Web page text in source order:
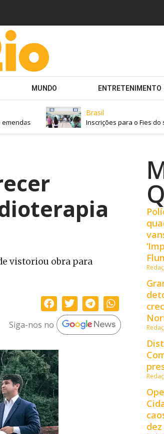
MUNDO ENTRETENIMENTO
Brasil
Inscrições para o Fies do
vistoriou obra para
Siga-nos no